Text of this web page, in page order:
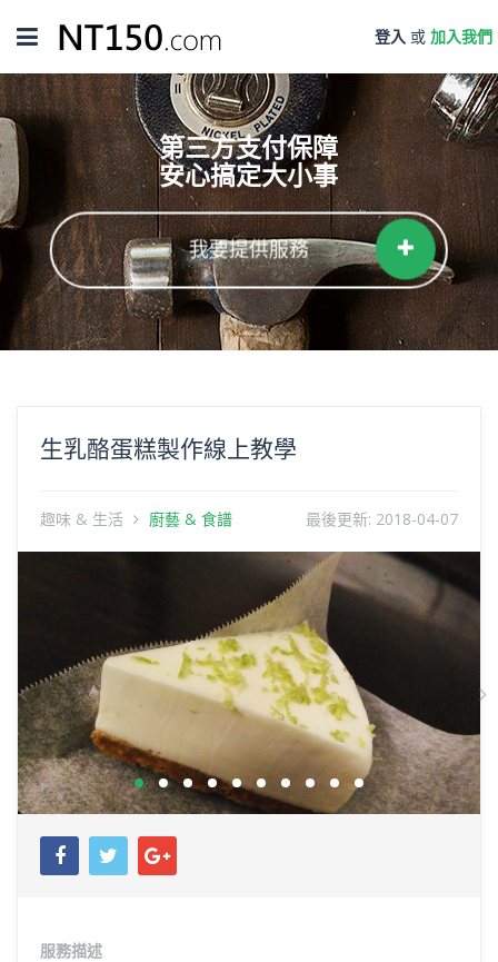
Toggle
navigation
登入 或 加入我們
第三方支付保障
安心搞定大小事
我要提供服務
生乳酪蛋糕製作線上教學
趣味 & 生活 廚藝 & 食譜 最後更新: 2018-04-07
服務描述